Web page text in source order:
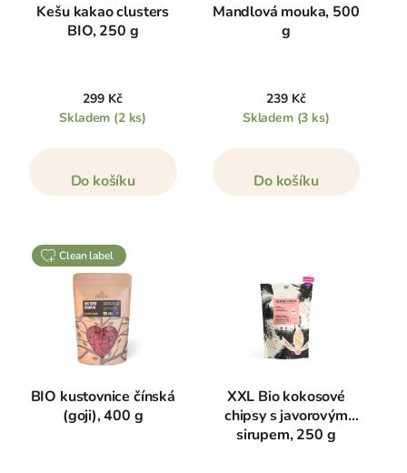
Kešu kakao clusters
BIO, 250 g
299 Kč
Skladem (2 ks)
Do košíku
Mandlová mouka, 500
g
239 Kč
Skladem (3 ks)
Do košíku
clean label
BIO kustovnice čínská
(goji), 400 g
XXL Bio kokosové
chipsy s javorovým
sirupem, 250 g